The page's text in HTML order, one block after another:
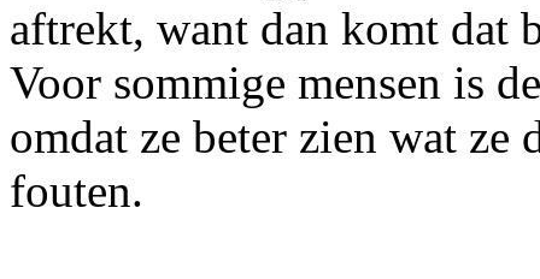
aftrekt, want dan komt dat
Voor sommige mensen is
omdat ze beter zien wat ze
fouten.